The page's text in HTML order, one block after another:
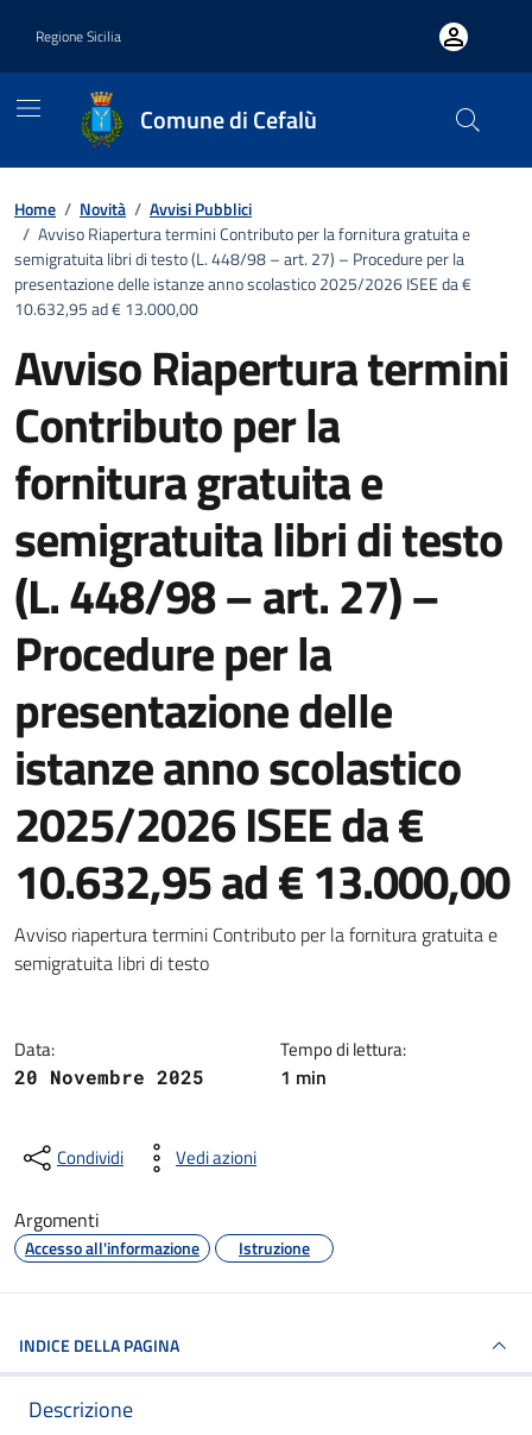
Regione Sicilia
Comune di Cefalù
Home / Novità / Avvisi Pubblici
/ Avviso Riapertura termini Contributo per la fornitura gratuita e
semigratuita libri di testo (L. 448/98 – art. 27) – Procedure per la
presentazione delle istanze anno scolastico 2025/2026 ISEE da €
10.632,95 ad € 13.000,00
Avviso Riapertura termini
Contributo per la
fornitura gratuita e
semigratuita libri di testo
(L. 448/98 – art. 27) –
Procedure per la
presentazione delle
istanze anno scolastico
2025/2026 ISEE da €
10.632,95 ad € 13.000,00
Dettagli della notizia
Avviso riapertura termini Contributo per la fornitura gratuita e
semigratuita libri di testo
Data:
20 Novembre 2025
Tempo di lettura:
1 min
Condividi Vedi azioni
Argomenti
Accesso all'informazione Istruzione
INDICE DELLA PAGINA
Descrizione